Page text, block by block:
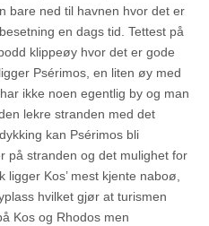
bare ned til havnen hvor det er
en dags tid. Tettest på
klippeøy hvor det er gode
Psérimos, en liten øy med
ikke noen egentlig by og man
lekre stranden med det
kan Psérimos bli
på stranden og det mulighet for
ligger Kos’ mest kjente naboø,
hvilket gjør at turismen
Kos og Rhodos men